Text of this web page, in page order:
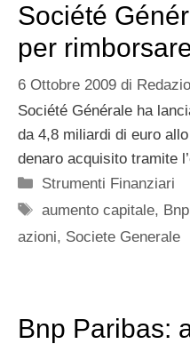
Société
per
6 Ottobre 2009 di
Société Générale ha
da 4,8 miliardi di euro
denaro acquisito tramite
Categorie
Strumenti Finanziari
Tag
aumento capitale,
azioni, Societe Generale
Bnp Paribas: